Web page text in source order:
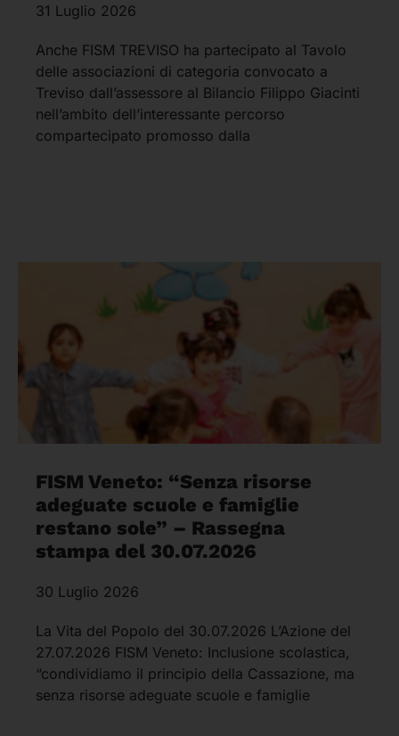
31 Luglio 2026
Anche FISM TREVISO ha partecipato al Tavolo
delle associazioni di categoria convocato a
Treviso dall’assessore al Bilancio Filippo Giacinti
nell’ambito dell’interessante percorso
compartecipato promosso dalla
FISM Veneto: “Senza risorse
adeguate scuole e famiglie
restano sole” – Rassegna
stampa del 30.07.2026
30 Luglio 2026
La Vita del Popolo del 30.07.2026 L’Azione del
27.07.2026 FISM Veneto: Inclusione scolastica,
“condividiamo il principio della Cassazione, ma
senza risorse adeguate scuole e famiglie